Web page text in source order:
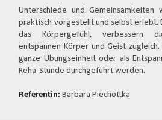
Unterschiede und Gemeinsamkeiten
praktisch vorgestellt und selbst erlebt.
das Körpergefühl, verbessern
entspannen Körper und Geist
ganze Übungseinheit oder als
Reha-Stunde durchgeführt werden.
Referentin: Barbara Piechottka